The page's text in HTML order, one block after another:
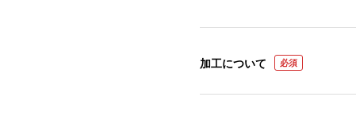
加工について 必須